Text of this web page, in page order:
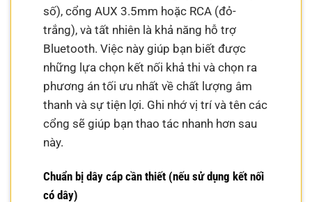
số), cổng AUX 3.5mm hoặc RCA (đỏ-
trắng), và tất nhiên là khả năng hỗ trợ
Bluetooth. Việc này giúp bạn biết được
những lựa chọn kết nối khả thi và chọn ra
phương án tối ưu nhất về chất lượng âm
thanh và sự tiện lợi. Ghi nhớ vị trí và tên các
cổng sẽ giúp bạn thao tác nhanh hơn sau
này.
Chuẩn bị dây cáp cần thiết (nếu sử dụng kết nối
có dây)